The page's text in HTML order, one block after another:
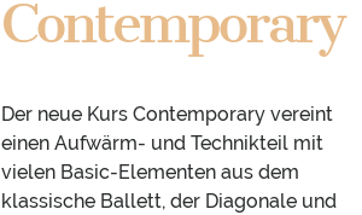
Contemporary
Der neue Kurs Contemporary vereint
einen Aufwärm- und Technikteil mit
vielen Basic-Elementen aus dem
klassische Ballett, der Diagonale und